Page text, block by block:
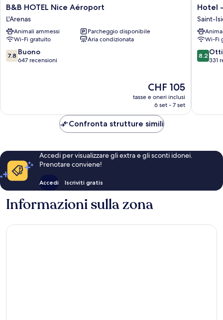
B&B
HOTEL
Nice
Aéroport
L'Arenas
B&B HOTEL Nice Aéroport
L'Arenas
Animali ammessi
Parcheggio disponibile
Wi-Fi gratuito
Aria condizionata
7.8
su
7.8 Buono
647 recensioni
Il
prezzo
attuale
CHF 105
CHF 105
tasse e oneri inclusi
6 set - 7 set
Hotel
-
Isidore
Nice
Ouest
Saint-
Hotel
Saint-
Wi-Fi
8.2
su
8.2
331
Confronta strutture simili
Accedi per visualizzare gli extra e gli sconti idonei.
Prenotare conviene!
Accedi Iscriviti gratis
Informazioni sulla zona